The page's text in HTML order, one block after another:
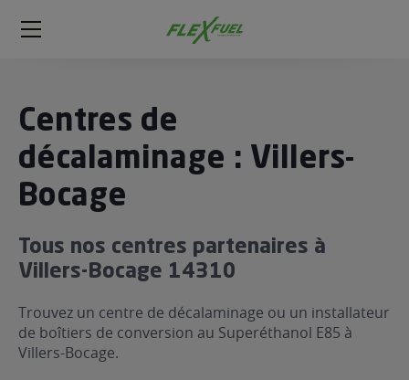
FlexFuel
Méga
le Décalaminage
du carburant avec
Centres de
décalaminage : Villers-
Bocage
Tous nos centres partenaires à
Villers-Bocage 14310
Trouvez un centre de décalaminage ou un installateur
de boîtiers de conversion au Superéthanol E85 à
Villers-Bocage.